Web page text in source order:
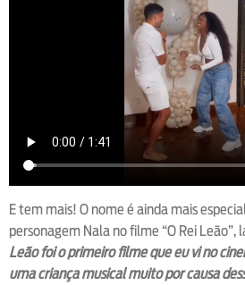
E tem mais! O nome é ainda mais
personagem Nala no filme “O Rei Leão”,
Leão foi o primeiro filme que eu vi no
uma criança musical muito por causa